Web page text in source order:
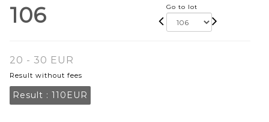
106 Go to lot
20 - 30 EUR
Result without fees
Result : 110EUR